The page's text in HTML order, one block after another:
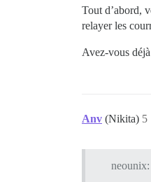
Tout d’abord,
relayer les
Avez-vous
Anv (Nikita) 5
neounix: